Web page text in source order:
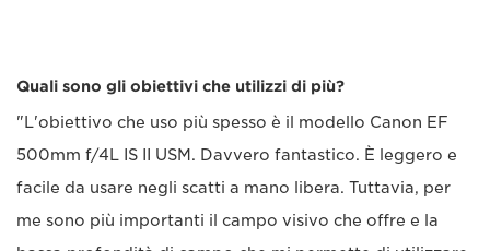
Quali sono gli obiettivi che utilizzi di più?
"L'obiettivo che uso più spesso è il modello Canon EF
500mm f/4L IS II USM. Davvero fantastico. È leggero e
facile da usare negli scatti a mano libera. Tuttavia, per
me sono più importanti il campo visivo che offre e la